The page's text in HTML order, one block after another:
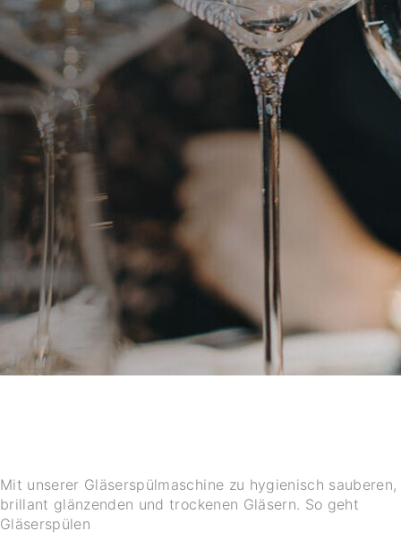
Mit unserer Gläserspülmaschine zu hygienisch sauberen,
brillant glänzenden und trockenen Gläsern. So geht
Gläserspülen